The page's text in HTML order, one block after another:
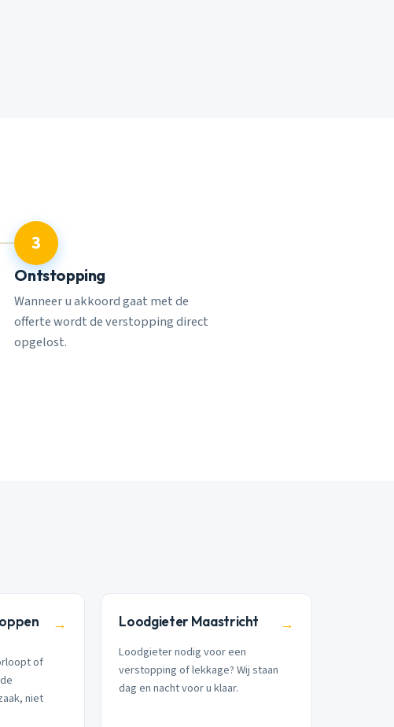
3
Ontstopping
Wanneer u akkoord gaat met de
offerte wordt de verstopping direct
opgelost.
→
of
niet
Loodgieter Maastricht →
Loodgieter nodig voor een
verstopping of lekkage? Wij staan
dag en nacht voor u klaar.